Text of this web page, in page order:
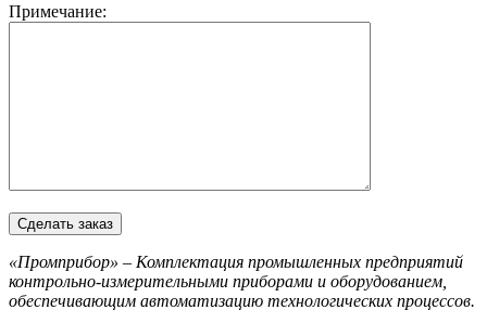
Примечание:
«Промприбор» – Комплектация промышленных предприятий
контрольно-измерительными приборами и оборудованием,
обеспечивающим автоматизацию технологических процессов.